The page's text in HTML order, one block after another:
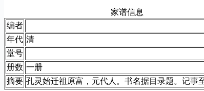
家谱信息
编者
年代 清
堂号
册数 一册
摘要 孔灵始迁祖原富，元代人。书名据目录题。记事